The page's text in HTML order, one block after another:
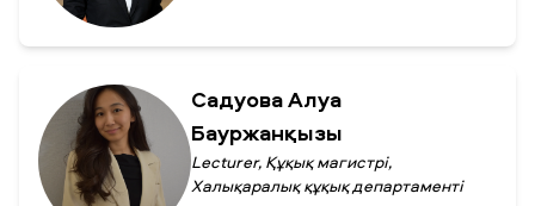
Садуова Алуа
Бауржанқызы
Lecturer, Құқық магистрі,
Халықаралық құқық департаменті